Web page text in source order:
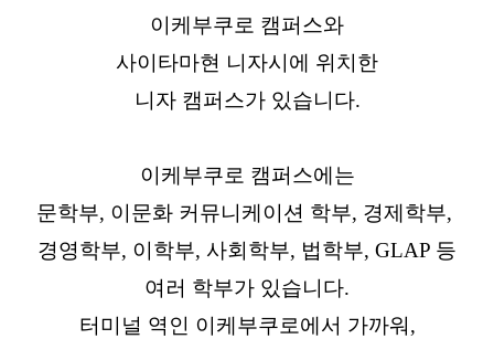
이케부쿠로 캠퍼스와
사이타마현 니자시에 위치한
니자 캠퍼스가 있습니다.
이케부쿠로 캠퍼스에는
문학부, 이문화 커뮤니케이션 학부, 경제학부,
경영학부, 이학부, 사회학부, 법학부, GLAP 등
여러 학부가 있습니다.
터미널 역인 이케부쿠로에서 가까워,